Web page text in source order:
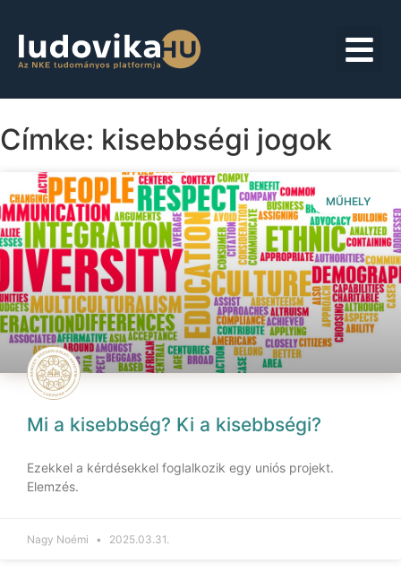
Címke: kisebbségi jogok
MŰHELY
Mi a kisebbség? Ki a kisebbségi?
Ezekkel a kérdésekkel foglalkozik egy uniós projekt.
Elemzés.
Nagy Noémi 2025.03.31.